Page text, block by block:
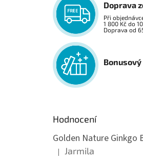
Doprava
Při
1 800 Kč do
Doprava od
Hodnocení
Hodnocení produktu je 5 z 5
| Jarmila